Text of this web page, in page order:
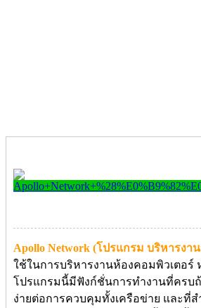
Apollo Network (โปรแกรม บริหารง
ใช้ในการบริหารงานห้องคอมพิวเตอร์
โปรแกรมนี้มีฟังก์ชั่นการทำงานที่ครบถ้
ง่ายต่อการควบคุมทั้งเครือข่าย และที่